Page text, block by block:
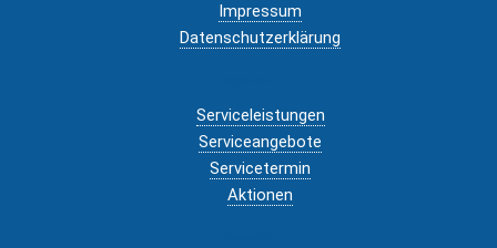
Impressum
Datenschutzerklärung
Serviceleistungen
Serviceangebote
Servicetermin
Aktionen